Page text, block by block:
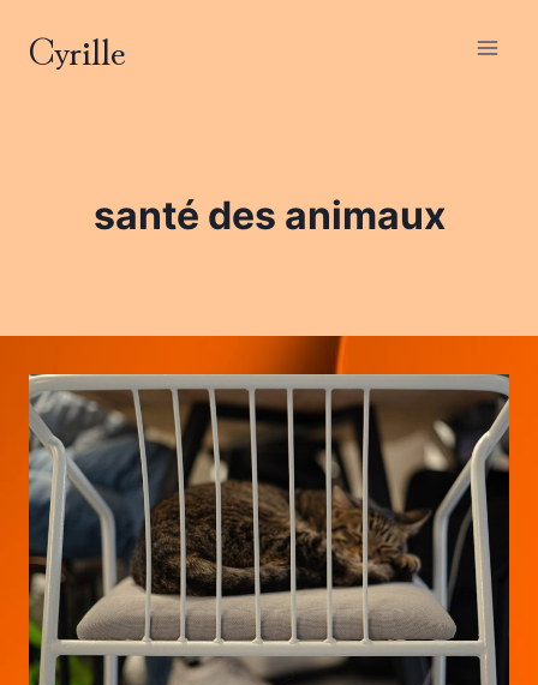
Cyrille
santé des animaux